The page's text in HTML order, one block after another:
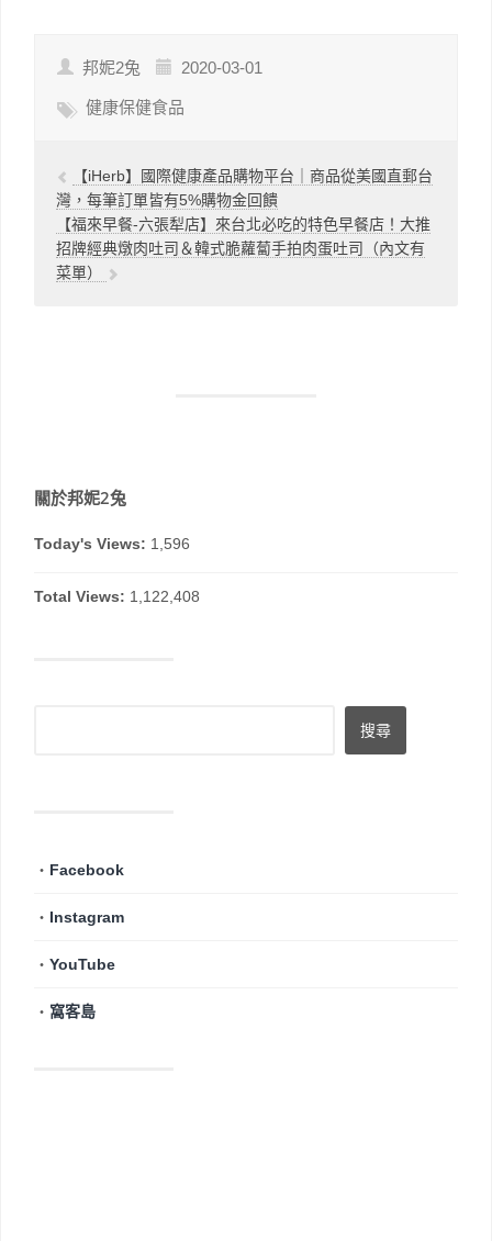
幅提升人體吸收
邦妮2兔 2020-03-01
健康保健食品
【iHerb】國際健康產品購物平台｜商品從美國直郵台
灣，每筆訂單皆有5%購物金回饋
【福來早餐-六張犁店】來台北必吃的特色早餐店！大推
招牌經典燉肉吐司＆韓式脆蘿蔔手拍肉蛋吐司（內文有
菜單）
關於邦妮2兔
Today's Views: 1,596
Total Views: 1,122,408
・ Facebook
・ Instagram
・ YouTube
・ 窩客島